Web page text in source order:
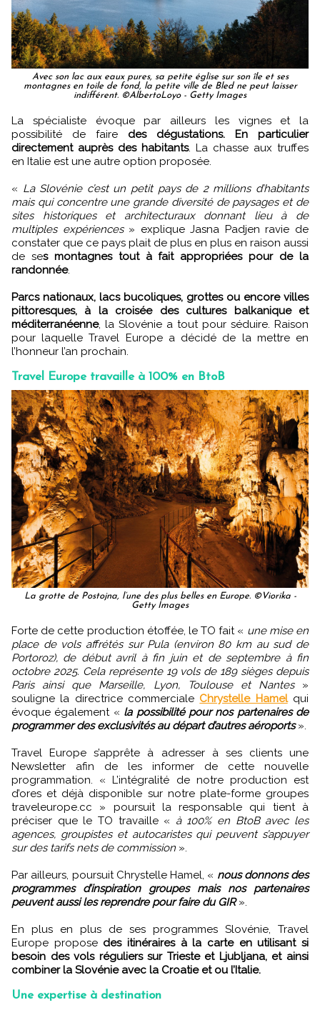
Avec son lac aux eaux pures, sa petite église sur son île et ses
montagnes en toile de fond, la petite ville de Bled ne peut laisser
indifférent. ©AlbertoLoyo - Getty Images
La spécialiste évoque par ailleurs les vignes et la
possibilité de faire des dégustations. En particulier
directement auprès des habitants. La chasse aux truffes
en Italie est une autre option proposée.
« La Slovénie c’est un petit pays de 2 millions d’habitants
mais qui concentre une grande diversité de paysages et de
sites historiques et architecturaux donnant lieu à de
multiples expériences» explique Jasna Padjen ravie de
constater que ce pays plait de plus en plus en raison aussi
de ses montagnes tout à fait appropriées pour de la
randonnée.
Parcs nationaux, lacs bucoliques, grottes ou encore villes
pittoresques, à la croisée des cultures balkanique et
méditerranéenne, la Slovénie a tout pour séduire. Raison
pour laquelle Travel Europe a décidé de la mettre en
l’honneur l’an prochain.
Travel Europe travaille à 100% en BtoB
La grotte de Postojna, l’une des plus belles en Europe. ©Viorika -
Getty Images
Forte de cette production étoffée, le TO fait « une mise en
place de vols affrétés sur Pula (environ 80 km au sud de
Portoroz), de début avril à fin juin et de septembre à fin
octobre 2025. Cela représente 19 vols de 189 sièges depuis
Paris ainsi que Marseille, Lyon, Toulouse et Nantes»
souligne la directrice commerciale Chrystelle Hamelqui
évoque également « la possibilité pour nos partenaires de
programmer des exclusivités au départ d’autres aéroports».
Travel Europe s’apprête à adresser à ses clients une
Newsletter afin de les informer de cette nouvelle
programmation. « L’intégralité de notre production est
d’ores et déjà disponible sur notre plate-forme groupes
traveleurope.cc » poursuit la responsable qui tient à
préciser que le TO travaille « à 100% en BtoB avec les
agences, groupistes et autocaristes qui peuvent s’appuyer
sur des tarifs nets de commission ».
Par ailleurs, poursuit Chrystelle Hamel, « nous donnons des
programmes d’inspiration groupes mais nos partenaires
peuvent aussi les reprendre pour faire du GIR».
En plus en plus de ses programmes Slovénie, Travel
Europe propose des itinéraires à la carte en utilisant si
besoin des vols réguliers sur Trieste et Ljubljana, et ainsi
combiner la Slovénie avec la Croatie et ou l’Italie.
Une expertise à destination